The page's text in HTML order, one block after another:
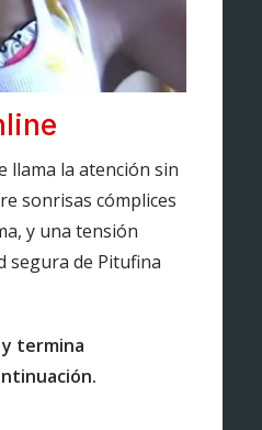
llama la atención sin
sonrisas cómplices
y una tensión
segura de Pitufina
termina